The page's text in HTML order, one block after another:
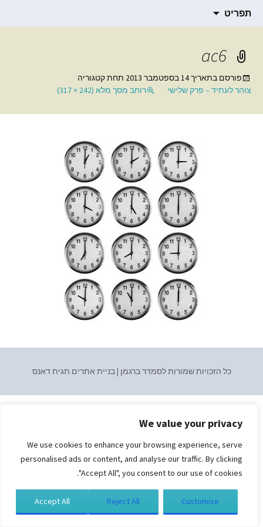
We value your privacy
We use cookies to enhance your browsing experience, serve
personalised ads or content, and analyse our traffic. By clicking
"Accept All", you consent to our use of cookies.
Customise
Reject All
Accept All
הבלוג של סמדר ברגמן
תרגום חומרים רוחניים
תפריט
ac6
פורסם בתאריך14 בספטמבר 2013
תחת קטגוריה
צוהר לעתיד – פרק שלישי
רוחב מסך מלא (242 × 317)
כל הזכויות שמורות לסמדר ברגמן | בניית אתרים תגית דאנס